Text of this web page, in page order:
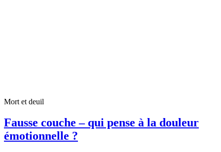
Mort et deuil
Fausse couche – qui pense à la douleur
émotionnelle ?